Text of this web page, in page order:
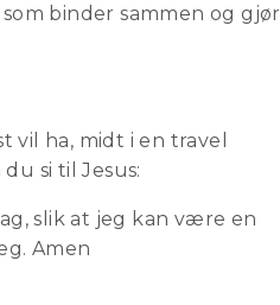
binder sammen og gjør
ha, midt i en travel
si til Jesus:
slik at jeg kan være en
Amen